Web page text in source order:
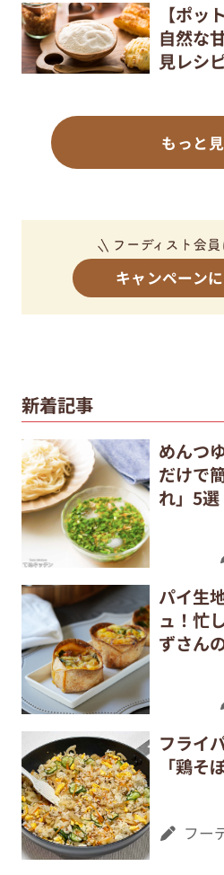
【ポッ
自然な
見レシ
もっと
キャンペーン
新着記事
めんつ
だけで
れ」5選
パイ生
ュ！忙
ずさん
フライ
「鶏そ
フー